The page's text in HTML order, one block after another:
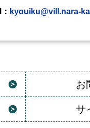
： kyouiku@vill.nara-
お
サ